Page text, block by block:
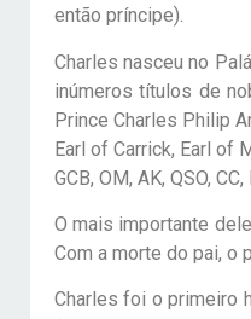
então príncipe).
Charles nasceu no
inúmeros títulos de
Prince Charles Philip
Earl of Carrick, Earl of
GCB, OM, AK, QSO, CC,
O mais importante
Com a morte do pai, o
Charles foi o primeiro